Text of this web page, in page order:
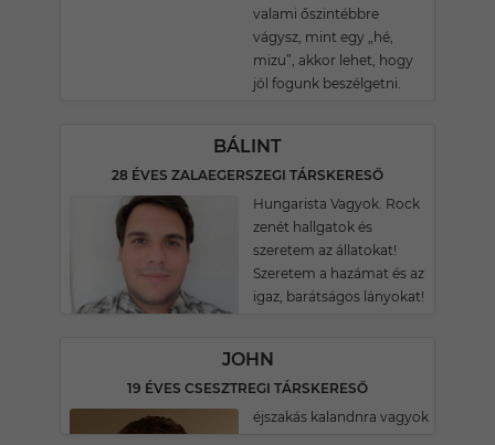
valami őszintébbre
vágysz, mint egy „hé,
mizu”, akkor lehet, hogy
jól fogunk beszélgetni.
BÁLINT
28 ÉVES ZALAEGERSZEGI TÁRSKERESŐ
Hungarista Vagyok. Rock
zenét hallgatok és
szeretem az állatokat!
Szeretem a hazámat és az
igaz, barátságos lányokat!
JOHN
19 ÉVES CSESZTREGI TÁRSKERESŐ
éjszakás kalandnra vagyok